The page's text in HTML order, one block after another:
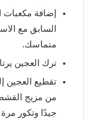
إضافة مكعبات
السابق مع
متماسك.
ترك العجين
تقطيع العجين
من مزيج
جيدًا وتكور مرة